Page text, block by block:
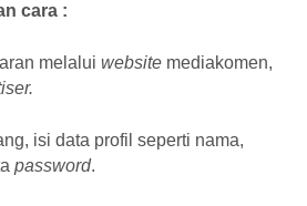
cara :
melalui website mediakomen,
isi data profil seperti nama,
password.